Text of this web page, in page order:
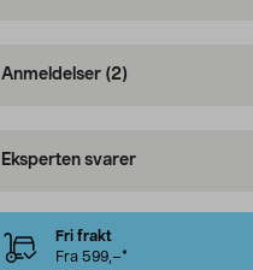
Anmeldelser (2)
Eksperten svarer
Fri frakt
Fra 599,–*